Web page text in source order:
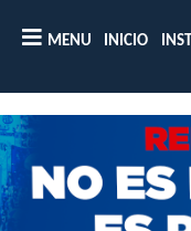
MENU INICIO